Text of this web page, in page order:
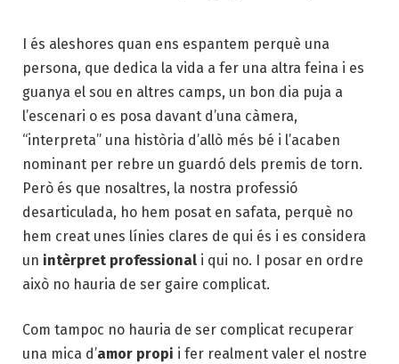
I és aleshores quan ens espantem perquè una
persona, que dedica la vida a fer una altra feina i es
guanya el sou en altres camps, un bon dia puja a
l’escenari o es posa davant d’una càmera,
“interpreta” una història d’allò més bé i l’acaben
nominant per rebre un guardó dels premis de torn.
Però és que nosaltres, la nostra professió
desarticulada, ho hem posat en safata, perquè no
hem creat unes línies clares de qui és i es considera
un intèrpret professional i qui no. I posar en ordre
això no hauria de ser gaire complicat.
Com tampoc no hauria de ser complicat recuperar
una mica d’amor propi i fer realment valer el nostre